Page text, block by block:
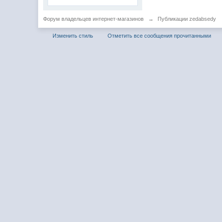
Форум владельцев интернет-магазинов → Публикации zedabsedy
Изменить стиль Отметить все сообщения прочитанными